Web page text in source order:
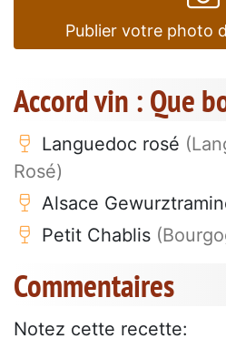
Publier votre photo
Accord vin : Que
Languedoc rosé
Rosé)
Alsace
Petit Chablis
Commentaires
Notez cette recette: